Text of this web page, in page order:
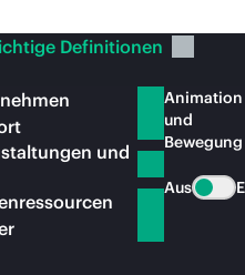
Definitionen
und
Animation
und
Bewegung
Aus